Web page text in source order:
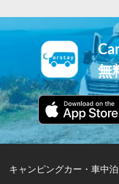
無
キャンピングカー・車中